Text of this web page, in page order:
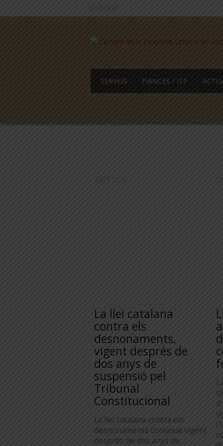
CAT / ESP
SERVEIS FIANCES / ITP
28/11/18
La llei catalana
contra els
desnonaments,
vigent després de
dos anys de
suspensió pel
Tribunal
Constitucional
La llei catalana contra els
desnonaments continua vigent
després de dos anys de